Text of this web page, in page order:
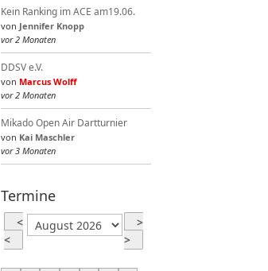
Kein Ranking im ACE am19.06.
von Jennifer Knopp
vor 2 Monaten
DDSV e.V.
von Marcus Wolff
vor 2 Monaten
Mikado Open Air Dartturnier
von Kai Maschler
vor 3 Monaten
Termine
<
<
>
>